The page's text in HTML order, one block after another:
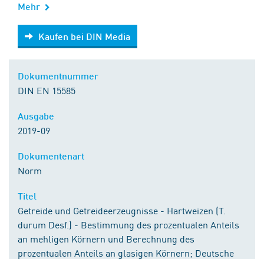
Mehr
Kaufen bei DIN Media
Kaufen bei DIN Media
DIN EN 15585
2019-09
Norm
Getreide und Getreideerzeugnisse - Hartweizen (T.
durum Desf.) - Bestimmung des prozentualen Anteils
an mehligen Körnern und Berechnung des
prozentualen Anteils an glasigen Körnern; Deutsche